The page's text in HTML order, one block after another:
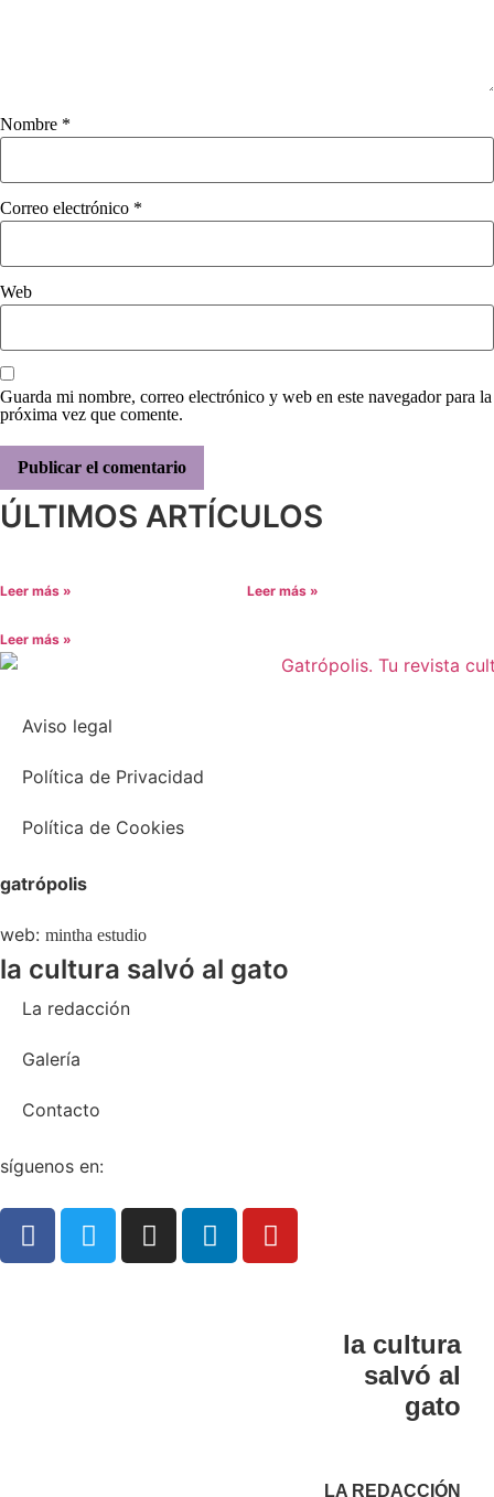
Nombre *
Correo electrónico *
Web
Guarda mi nombre, correo electrónico y web en este navegador para la
próxima vez que comente.
ÚLTIMOS ARTÍCULOS
Leer más » Leer más »
Leer más »
Aviso legal
Política de Privacidad
Política de Cookies
gatrópolis
web: mintha estudio
la cultura salvó al gato
La redacción
Galería
Contacto
síguenos en:
la cultura
salvó al
gato
LA REDACCIÓN